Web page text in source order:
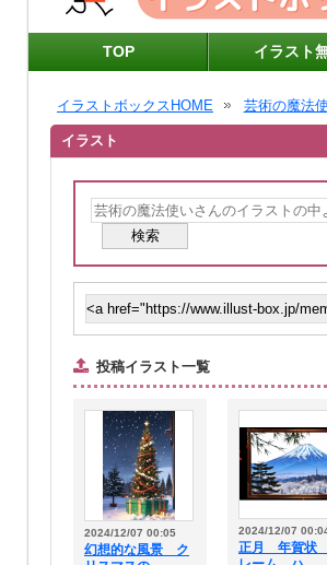
TOP イラスト
イラストボックスHOME 芸術の魔法
イラスト
投稿イラスト一覧
2024/12/07 00:05
幻想的な風景 ク
2024/12/07
正月 年賀状